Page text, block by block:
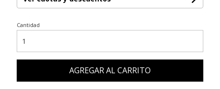
Cantidad
AGREGAR AL CARRITO